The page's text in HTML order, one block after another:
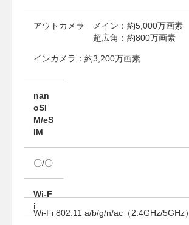
アウトカメラ メイン：約5,000万画素
超広角：約800万画素
インカメラ：約3,200万画素
nan
oSI
M/eS
IM
〇/〇
Wi-F
i
Wi-Fi 802.11 a/b/g/n/ac（2.4GHz/5GHz）